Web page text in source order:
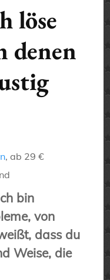
löse
denen
€.
, ab 29 €
bin
von
dass du
Weise, die